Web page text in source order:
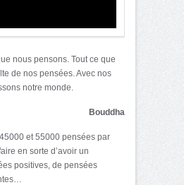
nous pensons. Tout ce que
de nos pensées. Avec nos
notre monde.
Bouddha
et 55000 pensées par
en sorte d’avoir un
positives, de pensées